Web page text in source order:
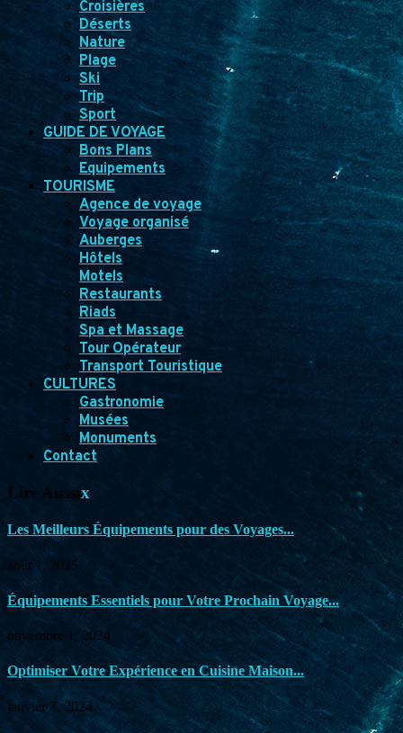
Croisières
Déserts
Nature
Plage
Ski
Trip
Sport
GUIDE DE VOYAGE
Bons Plans
Equipements
TOURISME
Agence de voyage
Voyage organisé
Auberges
Hôtels
Motels
Restaurants
Riads
Spa et Massage
Tour Opérateur
Transport Touristique
CULTURES
Gastronomie
Musées
Monuments
Contact
Lire Aussix
Les Meilleurs Équipements pour des Voyages...
août 1, 2025
Équipements Essentiels pour Votre Prochain Voyage...
novembre 1, 2024
Optimiser Votre Expérience en Cuisine Maison...
janvier 7, 2024